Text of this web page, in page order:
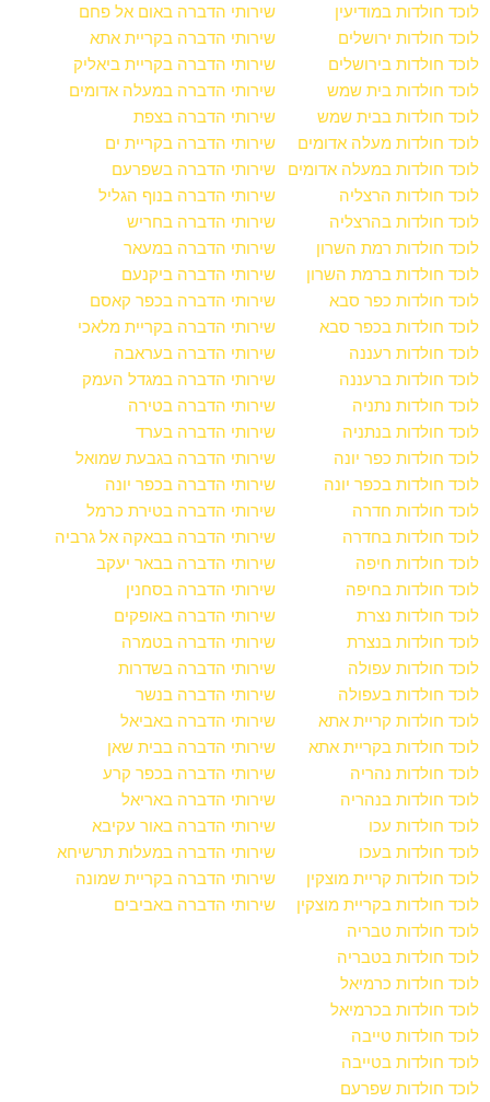
לוכד חולדות במודיעין
לוכד חולדות ירושלים
לוכד חולדות בירושלים
לוכד חולדות בית שמש
לוכד חולדות בבית שמש
לוכד חולדות מעלה אדומים
לוכד חולדות במעלה אדומים
לוכד חולדות הרצליה
לוכד חולדות בהרצליה
לוכד חולדות רמת השרון
לוכד חולדות ברמת השרון
לוכד חולדות כפר סבא
לוכד חולדות בכפר סבא
לוכד חולדות רעננה
לוכד חולדות ברעננה
לוכד חולדות נתניה
לוכד חולדות בנתניה
לוכד חולדות כפר יונה
לוכד חולדות בכפר יונה
לוכד חולדות חדרה
לוכד חולדות בחדרה
לוכד חולדות חיפה
לוכד חולדות בחיפה
לוכד חולדות נצרת
לוכד חולדות בנצרת
לוכד חולדות עפולה
לוכד חולדות בעפולה
לוכד חולדות קריית אתא
לוכד חולדות בקריית אתא
לוכד חולדות נהריה
לוכד חולדות בנהריה
לוכד חולדות עכו
לוכד חולדות בעכו
לוכד חולדות קריית מוצקין
לוכד חולדות בקריית מוצקין
לוכד חולדות טבריה
לוכד חולדות בטבריה
לוכד חולדות כרמיאל
לוכד חולדות בכרמיאל
לוכד חולדות טייבה
לוכד חולדות בטייבה
לוכד חולדות שפרעם
שירותי הדברה באום אל פחם
שירותי הדברה בקריית אתא
שירותי הדברה בקריית ביאליק
שירותי הדברה במעלה אדומים
שירותי הדברה בצפת
שירותי הדברה בקריית ים
שירותי הדברה בשפרעם
שירותי הדברה בנוף הגליל
שירותי הדברה בחריש
שירותי הדברה במעאר
שירותי הדברה ביקנעם
שירותי הדברה בכפר קאסם
שירותי הדברה בקריית מלאכי
שירותי הדברה בעראבה
שירותי הדברה במגדל העמק
שירותי הדברה בטירה
שירותי הדברה בערד
שירותי הדברה בגבעת שמואל
שירותי הדברה בכפר יונה
שירותי הדברה בטירת כרמל
שירותי הדברה בבאקה אל גרביה
שירותי הדברה בבאר יעקב
שירותי הדברה בסחנין
שירותי הדברה באופקים
שירותי הדברה בטמרה
שירותי הדברה בשדרות
שירותי הדברה בנשר
שירותי הדברה באביאל
שירותי הדברה בבית שאן
שירותי הדברה בכפר קרע
שירותי הדברה באריאל
שירותי הדברה באור עקיבא
שירותי הדברה במעלות תרשיחא
שירותי הדברה בקריית שמונה
שירותי הדברה באביבים